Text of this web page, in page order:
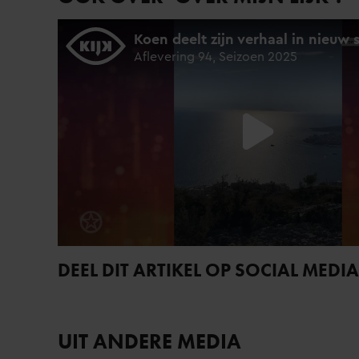
DEEL DIT ARTIKEL OP SOCIAL
UIT ANDERE MEDIA